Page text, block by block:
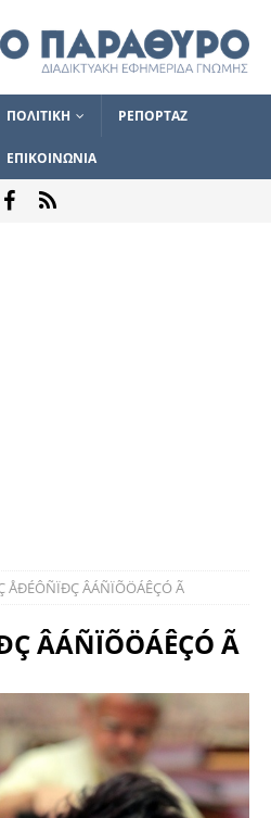
ΠΟΛΙΤΙΚΗ ΡΕΠΟΡΤΑΖ
ΕΠΙΚΟΙΝΩΝΙΑ
ÅÐÉÔÑÏÐÇ ÂÁÑÏÕÖÁÊÇÓ Ã
ÂÁÑÏÕÖÁÊÇÓ Ã